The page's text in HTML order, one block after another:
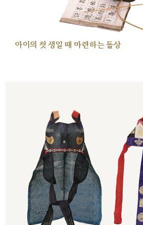
아이의 첫 생일 때 마련하는 돌상